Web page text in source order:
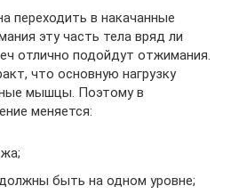
переходить в накачанные
эту часть тела вряд ли
отлично подойдут отжимания.
что основную нагрузку
мышцы. Поэтому в
меняется:
быть на одном уровне;